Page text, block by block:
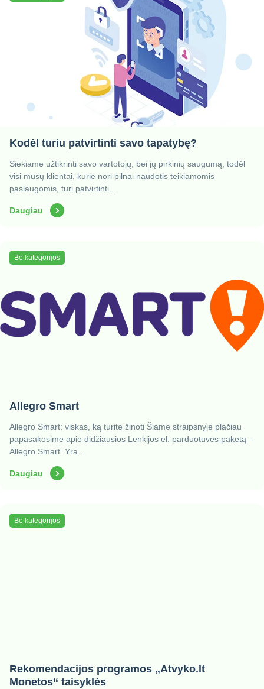
Kodėl turiu patvirtinti savo tapatybę?
Siekiame užtikrinti savo vartotojų, bei jų pirkinių saugumą, todėl
visi mūsų klientai, kurie nori pilnai naudotis teikiamomis
paslaugomis, turi patvirtinti…
Daugiau
Be kategorijos
Allegro Smart
Allegro Smart: viskas, ką turite žinoti Šiame straipsnyje plačiau
papasakosime apie didžiausios Lenkijos el. parduotuvės paketą –
Allegro Smart. Yra…
Daugiau
Be kategorijos
Rekomendacijos programos „Atvyko.lt
Monetos“ taisyklės